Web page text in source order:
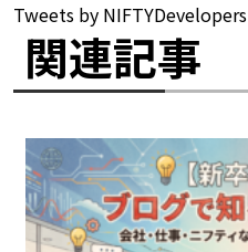
Tweets by NIFTYDevelopers
関連記事